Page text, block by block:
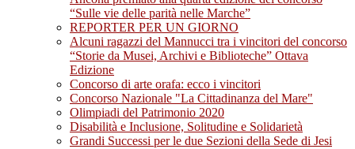
“Sulle vie delle parità nelle Marche”
REPORTER PER UN GIORNO
Alcuni ragazzi del Mannucci tra i vincitori del concorso
“Storie da Musei, Archivi e Biblioteche” Ottava
Edizione
Concorso di arte orafa: ecco i vincitori
Concorso Nazionale "La Cittadinanza del Mare"
Olimpiadi del Patrimonio 2020
Disabilità e Inclusione, Solitudine e Solidarietà
Grandi Successi per le due Sezioni della Sede di Jesi